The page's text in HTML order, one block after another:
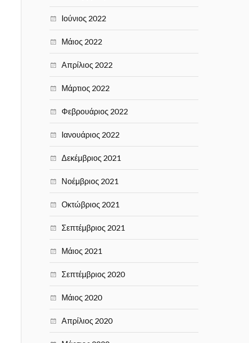
Ιούνιος 2022
Μάιος 2022
Απρίλιος 2022
Μάρτιος 2022
Φεβρουάριος 2022
Ιανουάριος 2022
Δεκέμβριος 2021
Νοέμβριος 2021
Οκτώβριος 2021
Σεπτέμβριος 2021
Μάιος 2021
Σεπτέμβριος 2020
Μάιος 2020
Απρίλιος 2020